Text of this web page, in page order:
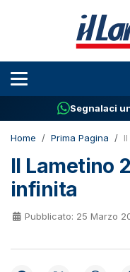
Segnalaci
Home Prima Pagina
Il Lametino
infinita
Pubblicato: 25 Marzo